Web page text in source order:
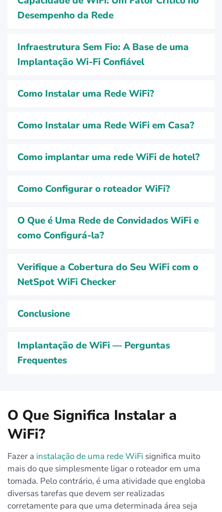
Desempenho da Rede
Infraestrutura Sem Fio: A Base de uma
Implantação Wi-Fi Confiável
Como Instalar uma Rede WiFi?
Como Instalar uma Rede WiFi em Casa?
Como implantar uma rede WiFi de hotel?
Como Configurar o roteador WiFi?
O Que é Uma Rede de Convidados WiFi e
como Configurá-la?
Verifique a Cobertura do Seu WiFi com o
NetSpot WiFi Checker
Conclusione
Implantação de WiFi — Perguntas
Frequentes
O Que Significa Instalar a
WiFi?
Fazer a instalação de uma rede WiFi significa muito
mais do que simplesmente ligar o roteador em uma
tomada. Pelo contrário, é uma atividade que engloba
diversas tarefas que devem ser realizadas
corretamente para que uma determinada área seja